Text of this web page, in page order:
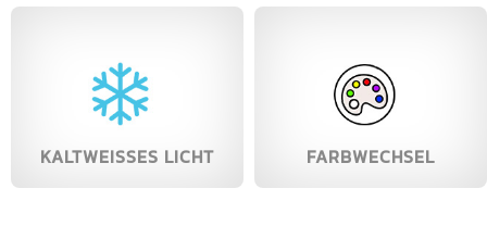
KALTWEISSES LICHT FARBWECHSEL